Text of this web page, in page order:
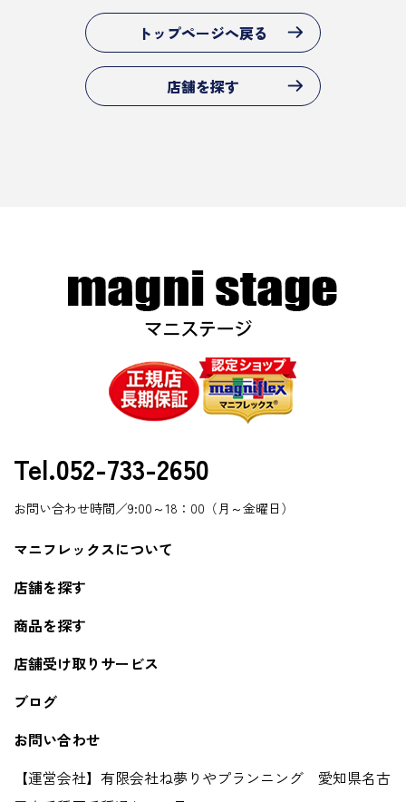
トップページへ戻る
店舗を探す
Tel.052-733-2650
お問い合わせ時間／9:00～18：00（月～金曜日）
マニフレックスについて
店舗を探す
商品を探す
店舗受け取りサービス
ブログ
お問い合わせ
【運営会社】有限会社ね夢りやプランニング 愛知県名古